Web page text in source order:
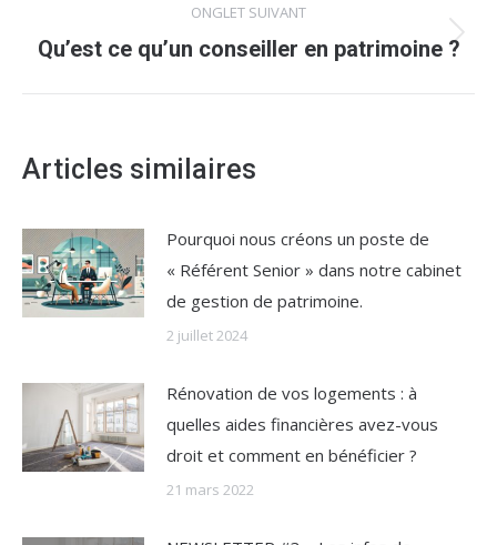
de
commentaire
ONGLET SUIVANT
Onglet
Qu’est ce qu’un conseiller en patrimoine ?
Articles similaires
Pourquoi nous créons un poste de
« Référent Senior » dans notre cabinet
de gestion de patrimoine.
2 juillet 2024
Rénovation de vos logements : à
quelles aides financières avez-vous
droit et comment en bénéficier ?
21 mars 2022